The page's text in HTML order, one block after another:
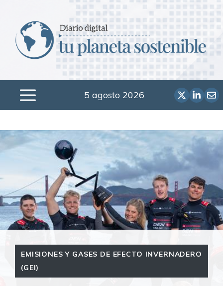
contenido
Menú
5 agosto 2026
EMISIONES Y GASES DE EFECTO INVERNADERO
(GEI)